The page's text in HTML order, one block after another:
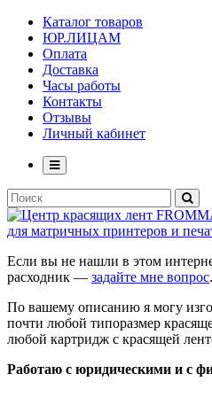
Каталог товаров
ЮР.ЛИЦАМ
Оплата
Доставка
Часы работы
Контакты
Отзывы
Личный кабинет
Если вы не нашли в этом
расходник — задайте мне вопрос.
По вашему описанию я могу
почти любой типоразмер
любой картридж с красящей
Работаю с юридическими и с